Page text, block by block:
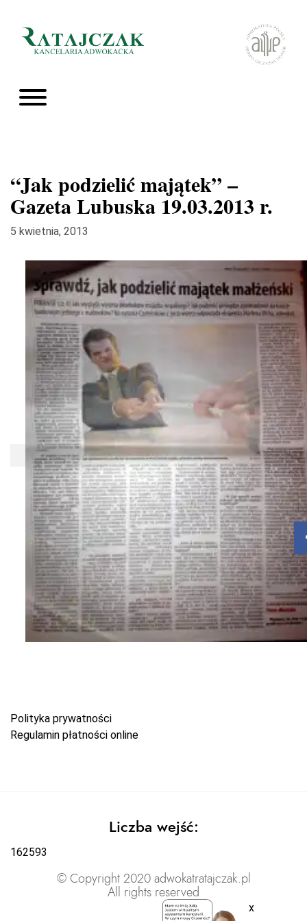
x
“Jak podzielić majątek” –
Gazeta Lubuska 19.03.2013 r.
5 kwietnia, 2013
Polityka prywatności
Regulamin płatności online
Liczba wejść:
162593
© Copyright 2020 adwokatratajczak.pl
All rights reserved